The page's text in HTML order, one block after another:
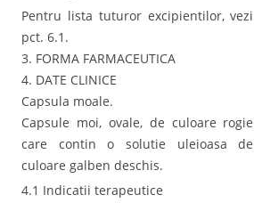
Pentru lista tuturor excipientilor, vezi
pct. 6.1.
3. FORMA FARMACEUTICA
4. DATE CLINICE
Capsula moale.
Capsule moi, ovale, de culoare rogie
care contin o solutie uleioasa de
culoare galben deschis.
4.1 Indicatii terapeutice